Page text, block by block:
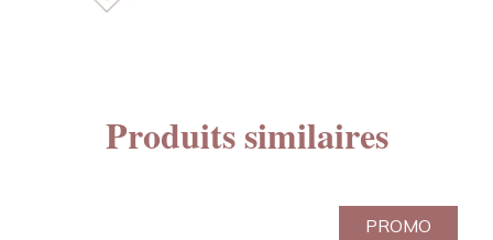
Produits similaires
PROMO